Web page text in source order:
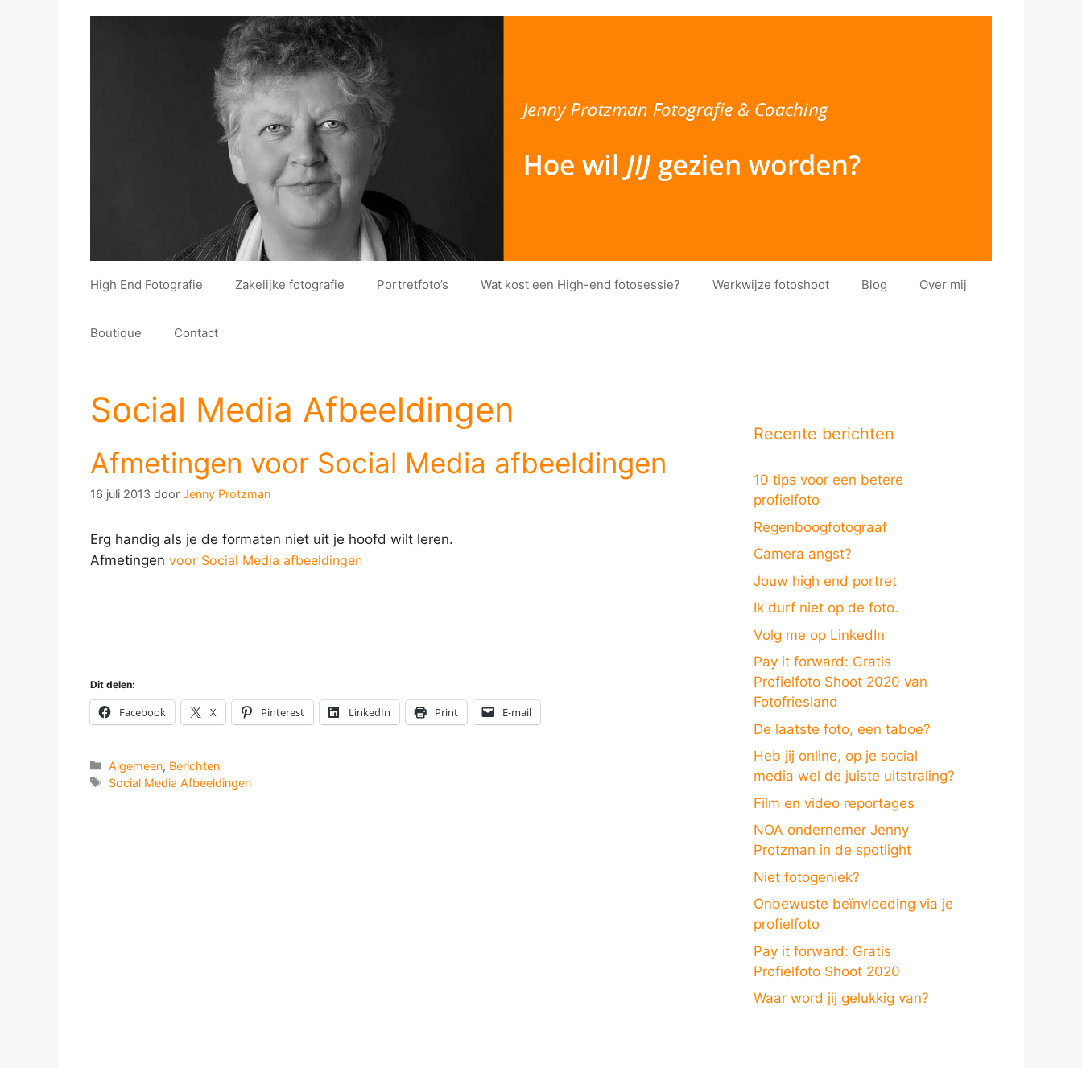
High End Fotografie Zakelijke fotografie Portretfoto’s Wat kost een High-end fotosessie? Werkwijze fotoshoot Blog Over mij
Boutique Contact
Social Media Afbeeldingen
Afmetingen voor Social Media afbeeldingen
16 juli 2013 door Jenny Protzman
Erg handig als je de formaten niet uit je hoofd wilt leren.
Afmetingen voor Social Media afbeeldingen
Dit delen:
Facebook X Pinterest LinkedIn Print E-mail
Categorieën
Algemeen, Berichten
Tags
Social Media Afbeeldingen
Recente berichten
10 tips voor een betere
profielfoto
Regenboogfotograaf
Camera angst?
Jouw high end portret
Ik durf niet op de foto.
Volg me op LinkedIn
Pay it forward: Gratis
Profielfoto Shoot 2020 van
Fotofriesland
De laatste foto, een taboe?
Heb jij online, op je social
media wel de juiste uitstraling?
Film en video reportages
NOA ondernemer Jenny
Protzman in de spotlight
Niet fotogeniek?
Onbewuste beïnvloeding via je
profielfoto
Pay it forward: Gratis
Profielfoto Shoot 2020
Waar word jij gelukkig van?